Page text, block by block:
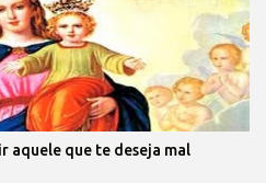
aquele que te deseja mal